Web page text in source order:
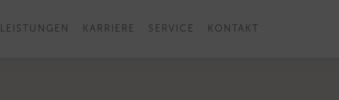
LEISTUNGEN KARRIERE SERVICE KONTAKT